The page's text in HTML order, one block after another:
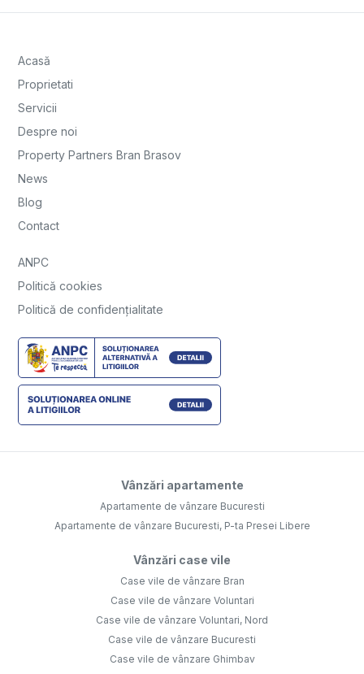
Acasă
Proprietati
Servicii
Despre noi
Property Partners Bran Brasov
News
Blog
Contact
ANPC
Politică cookies
Politică de confidențialitate
Vânzări apartamente
Apartamente de vânzare Bucuresti
Apartamente de vânzare Bucuresti, P-ta Presei Libere
Vânzări case vile
Case vile de vânzare Bran
Case vile de vânzare Voluntari
Case vile de vânzare Voluntari, Nord
Case vile de vânzare Bucuresti
Case vile de vânzare Ghimbav